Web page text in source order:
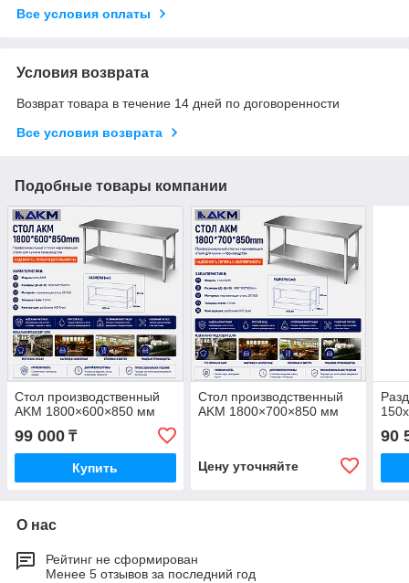
Все условия оплаты
Условия возврата
Возврат товара в течение 14 дней по договоренности
Все условия возврата
Подобные товары компании
Стол производственный
AKM 1800×600×850 мм
99 000 ₸
Купить
Стол производственный
AKM 1800×700×850 мм
Цену уточняйте
90
О нас
Рейтинг не сформирован
Менее 5 отзывов за последний год